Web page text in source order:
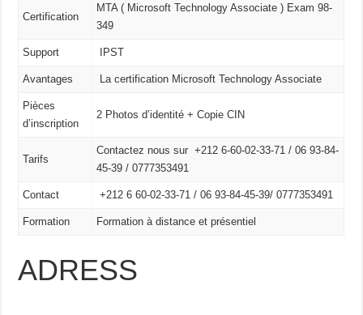
Certification
MTA ( Microsoft Technology Associate ) Exam 98-
349
Support IPST
Avantages La certification Microsoft Technology Associate
Pièces
d’inscription
2 Photos d’identité + Copie CIN
Tarifs
Contactez nous sur +212 6-60-02-33-71 / 06 93-84-
45-39 / 0777353491
Contact +212 6 60-02-33-71 / 06 93-84-45-39/ 0777353491
Formation Formation à distance et présentiel
ADRESS